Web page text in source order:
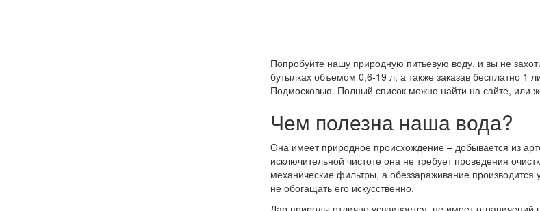
Попробуйте нашу природную питьевую воду, и вы не
бутылках объемом 0,6-19 л, а также заказав бесплатно 1
Подмосковью. Полный список можно найти на сайте, или
Чем полезна наша вода?
Она имеет природное происхождение – добывается из
исключительной чистоте она не требует проведения
механические фильтры, а обеззараживание
не обогащать его искусственно.